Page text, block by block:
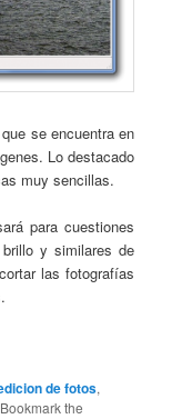
se encuentra en
Lo destacado
muy sencillas.
para cuestiones
y similares de
las fotografías
de fotos,
the